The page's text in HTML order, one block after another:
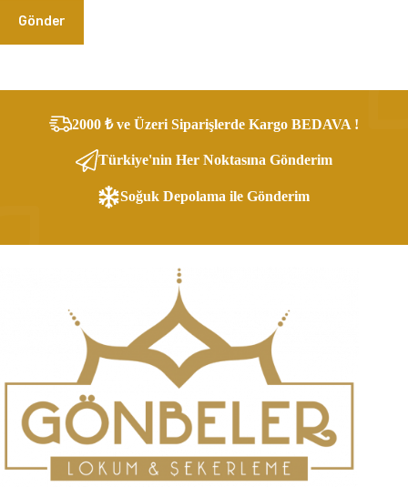
Gönder
2000 ₺ ve Üzeri Siparişlerde Kargo BEDAVA !
Türkiye'nin Her Noktasına Gönderim
Soğuk Depolama ile Gönderim